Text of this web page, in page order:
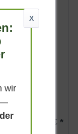
September
cm
7,50 € *
X
wir
—